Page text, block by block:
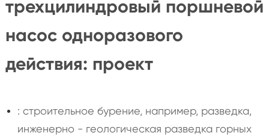
трехцилиндровый поршневой
насос одноразового
действия: проект
: строительное бурение, например, разведка,
инженерно - геологическая разведка горных